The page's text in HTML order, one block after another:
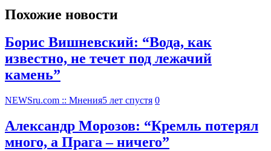
Похожие новости
Борис Вишневский: “Вода, как
известно, не течет под лежачий
камень”
NEWSru.com :: Мнения5 лет спустя 0
Александр Морозов: “Кремль потерял
много, а Прага – ничего”